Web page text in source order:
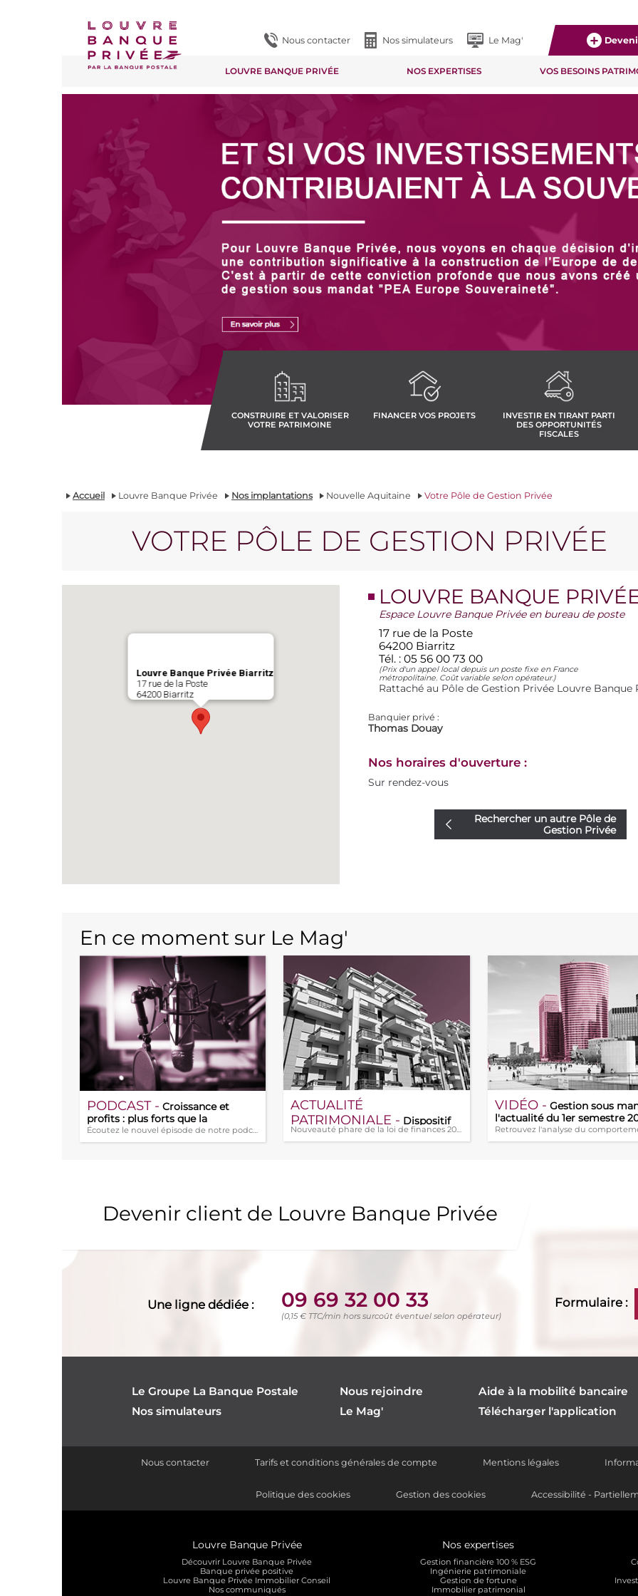
Nous contacter Nos simulateurs Le Mag'
LOUVRE BANQUE PRIVÉE NOS EXPERTISES VOS BESOINS
CONSTRUIRE ET VALORISER
VOTRE PATRIMOINE
FINANCER VOS PROJETS
INVESTIR EN TIRANT PARTI
DES OPPORTUNITÉS
FISCALES
Accueil Louvre Banque Privée Nos implantations Nouvelle Aquitaine Votre Pôle de Gestion Privée
VOTRE PÔLE DE GESTION PRIVÉE
Louvre Banque Privée Biarritz
17 rue de la Poste
64200 Biarritz
LOUVRE BANQUE
Espace Louvre Banque Privée en bureau de poste
17 rue de la Poste
64200 Biarritz
Tél. : 05 56 00 73 00
(Prix d'un appel local depuis un poste fixe en France
métropolitaine. Coût variable selon opérateur.)
Rattaché au Pôle de Gestion Privée Louvre Banque
Banquier privé :
Thomas Douay
Nos horaires d'ouverture :
Sur rendez-vous
Rechercher un autre Pôle de
Gestion Privée
En ce moment sur Le Mag'
PODCAST - Croissance et
profits : plus forts que la
géopolitique ?
ACTUALITÉ
PATRIMONIALE - Dispositif
Jeanbrun et investissement locatif
: le nouveau statut du bailleur
Nouveauté phare de la loi de finances 20 (...)
VIDÉO - Gestion sous
l'actualité du 1er semestre
Devenir client de Louvre Banque Privée
Une ligne dédiée : 09 69 32 00 33
(0,15 € TTC/min hors surcoût éventuel selon opérateur)
Formulaire :
Le Groupe La Banque Postale
Nos simulateurs
Nous rejoindre
Le Mag'
Aide à la mobilité bancaire
Télécharger l'application
Nous contacter Tarifs et conditions générales de compte Mentions légales
Politique des cookies Gestion des cookies Accessibilité -
Louvre Banque Privée
Découvrir Louvre Banque Privée
Banque privée positive
Louvre Banque Privée Immobilier Conseil
Nos communiqués
Nos expertises
Gestion financière 100 % ESG
Ingénierie patrimoniale
Gestion de fortune
Immobilier patrimonial